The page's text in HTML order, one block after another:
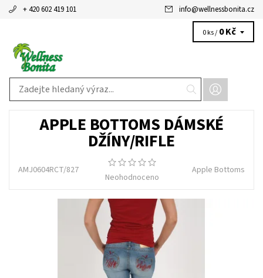
+ 420 602 419 101 info@wellnessbonita.cz
0 ks / 0 Kč
APPLE BOTTOMS DÁMSKÉ
DŽÍNY/RIFLE
AMJ0604RCT/827
Neohodnoceno
Apple Bottoms